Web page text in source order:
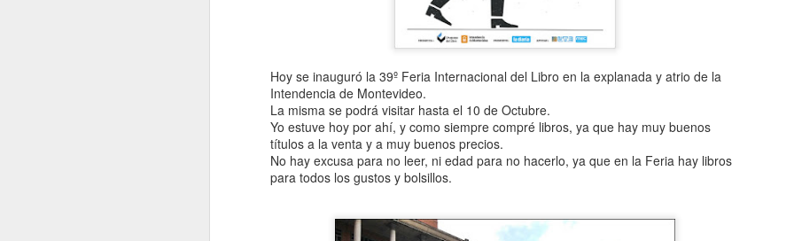
Hoy se inauguró la 39º Feria Internacional del Libro en la explanada y atrio de la
Intendencia de Montevideo.
La misma se podrá visitar hasta el 10 de Octubre.
Yo estuve hoy por ahí, y como siempre compré libros, ya que hay muy buenos
títulos a la venta y a muy buenos precios.
No hay excusa para no leer, ni edad para no hacerlo, ya que en la Feria hay libros
para todos los gustos y bolsillos.
VISITA AL Castillo de
AUG
CAE OVNI EN